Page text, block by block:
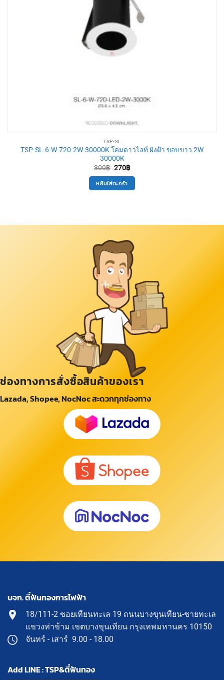
TSP-SL
TSP-SL-6-W-720-2W-30000K โคมดาวไลท์ ฝังฝ้า ขอบขาว 2W
30000K
300฿ Original
was:
300฿.
270฿Current
is:
270฿.
หยิบใส่ตะกร้า
ช่องทางการสั่งซื้อสินค้าของเรา
Lazada, Shopee, NocNoc สะดวกทุกช่องทาง
บจก. ตี๋ฟันทองการไฟฟ้า
18/111-2 ซอยเทียนทะเล 19 ถนนบางขุนเทียน-ชายทะเล
แขวงท่าข้าม เขตบางขุนเทียน กรุงเทพมหานคร 10150
จันทร์ - เสาร์ 9.00 - 18.00
Add LINE : TSP&ตี๋ฟันทอง